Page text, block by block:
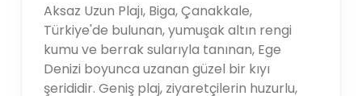
Aksaz Uzun Plajı, Biga, Çanakkale,
Türkiye'de bulunan, yumuşak altın rengi
kumu ve berrak sularıyla tanınan, Ege
Denizi boyunca uzanan güzel bir kıyı
şerididir. Geniş plaj, ziyaretçilerin huzurlu,